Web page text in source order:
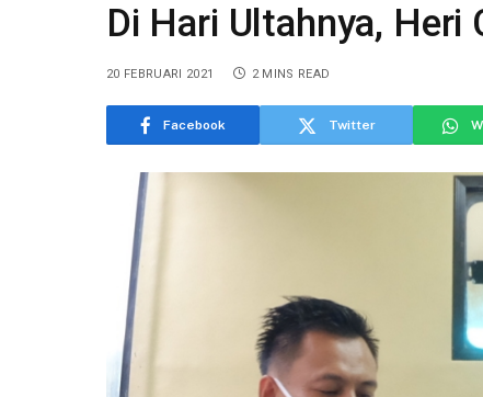
Di Hari Ultahnya, Heri
20 FEBRUARI 2021 2 MINS READ
Facebook Twitter